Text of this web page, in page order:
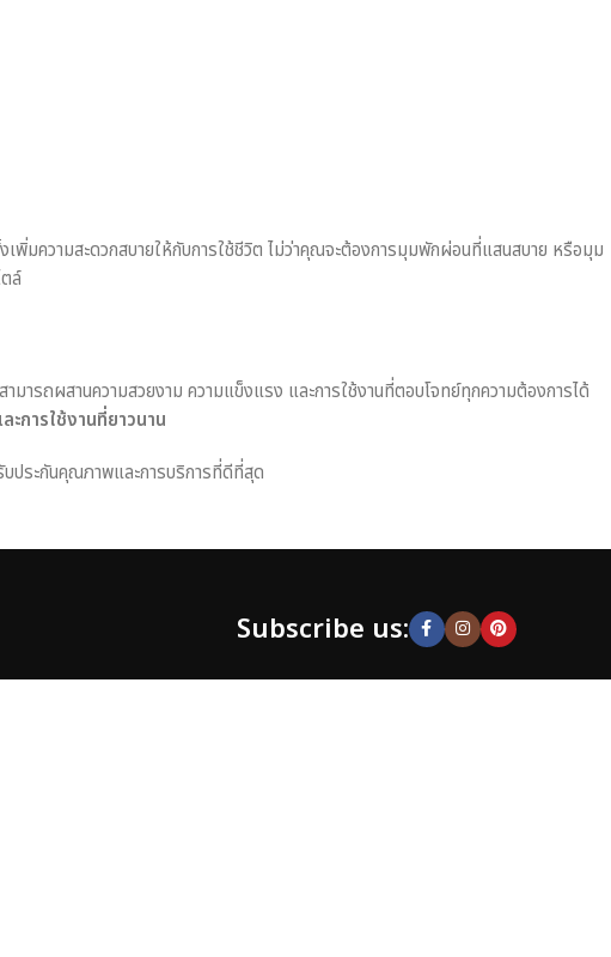
เพิ่มความสะดวกสบายให้กับการใช้ชีวิต ไม่ว่าคุณจะต้องการมุมพักผ่อนที่แสนสบาย หรือมุม
ล์
ามารถผสานความสวยงาม ความแข็งแรง และการใช้งานที่ตอบโจทย์ทุกความต้องการได้
การใช้งานที่ยาวนาน
บประกันคุณภาพและการบริการที่ดีที่สุด
Subscribe us: